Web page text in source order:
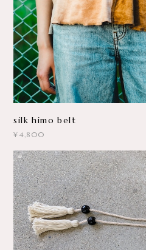
silk himo belt
¥4,800